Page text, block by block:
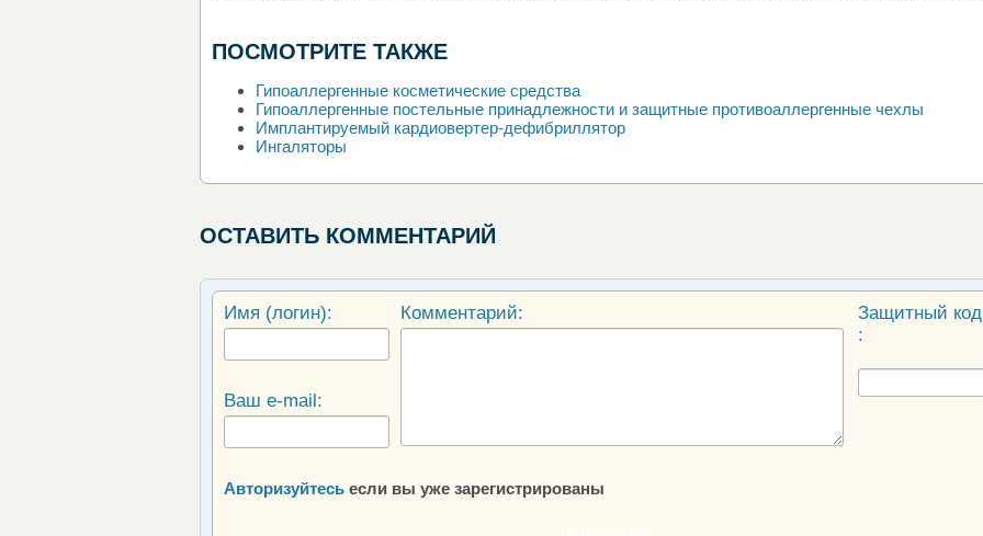
ПОСМОТРИТЕ ТАКЖЕ
Гипоаллергенные косметические средства
Гипоаллергенные постельные принадлежности и защитные противоаллергенные чехлы
Имплантируемый кардиовертер-дефибриллятор
Ингаляторы
ОСТАВИТЬ КОММЕНТАРИЙ
Имя (логин):
Ваш e-mail:
Комментарий:
Защитный код
:
Авторизуйтесь если вы уже зарегистрированы